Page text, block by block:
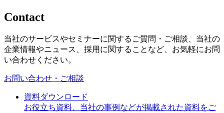
Contact
当社のサービスやセミナーに関するご質問・ご相談、当社の
企業情報やニュース、採用に関することなど、お気軽にお問
い合わせください。
お問い合わせ・ご相談
資料ダウンロード
お役立ち資料、当社の事例などが掲載された資料をご